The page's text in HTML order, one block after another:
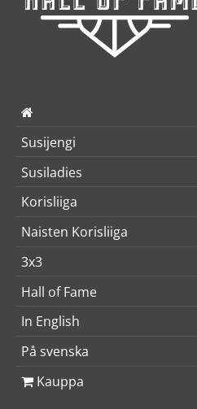
Susijengi
Susiladies
Korisliiga
Naisten Korisliiga
3x3
Hall of Fame
In English
På svenska
Kauppa